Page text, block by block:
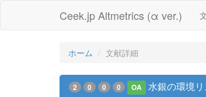
Ceek.jp Altmetrics (α ver.)
ホーム 文献詳細
2 0 0 0 OA 水銀の環境